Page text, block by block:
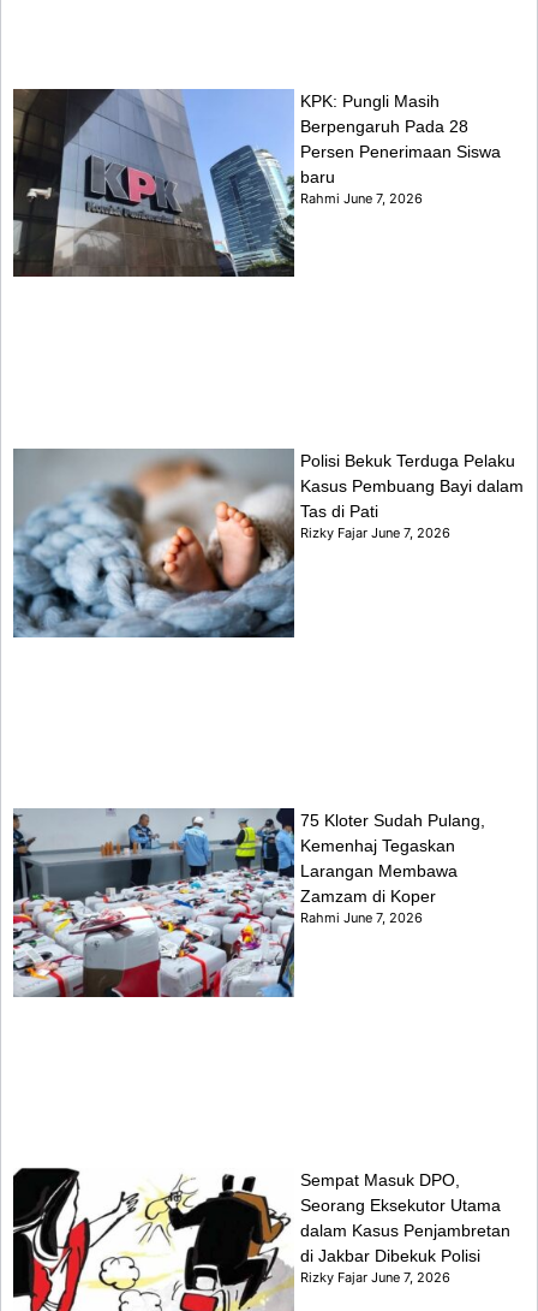
KPK: Pungli Masih
Berpengaruh Pada 28
Persen Penerimaan Siswa
baru
RahmiJune 7, 2026
Polisi Bekuk Terduga Pelaku
Kasus Pembuang Bayi dalam
Tas di Pati
Rizky FajarJune 7, 2026
75 Kloter Sudah Pulang,
Kemenhaj Tegaskan
Larangan Membawa
Zamzam di Koper
RahmiJune 7, 2026
Sempat Masuk DPO,
Seorang Eksekutor Utama
dalam Kasus Penjambretan
di Jakbar Dibekuk Polisi
Rizky FajarJune 7, 2026